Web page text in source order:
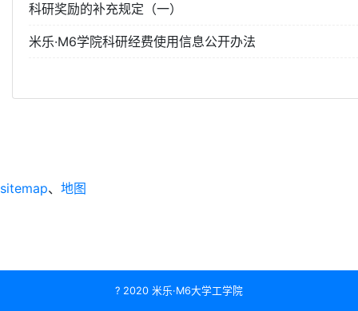
科研奖励的补充规定（一）
米乐·M6学院科研经费使用信息公开办法
? 2020 米乐·M6大学工学院
sitemap、 地图